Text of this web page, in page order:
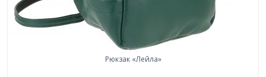
Рюкзак «Лейла»